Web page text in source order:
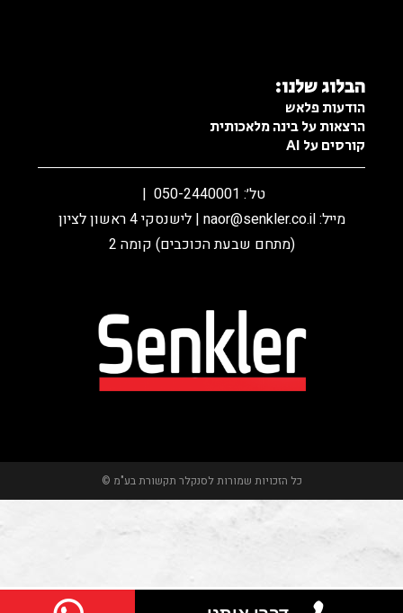
הבלוג שלנו:
הודעות פלאש
הרצאות על בינה מלאכותית
קורסים על AI
טל׳: 050-2440001 |
מייל:naor@senkler.co.il
| לישנסקי 4 ראשון לציון
(מתחם שבעת הכוכבים) קומה 2
כל הזכויות שמורות לסנקלר תקשורת בע"מ ©